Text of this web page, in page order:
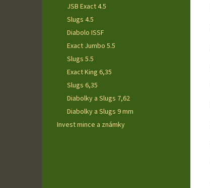
JSB Exact 4.5
Slugs 4.5
Diabolo ISSF
Exact Jumbo 5.5
Slugs 5.5
Exact King 6,35
Slugs 6,35
Diabolky a Slugs 7,62
Diabolky a Slugs 9 mm
Invest mince a známky